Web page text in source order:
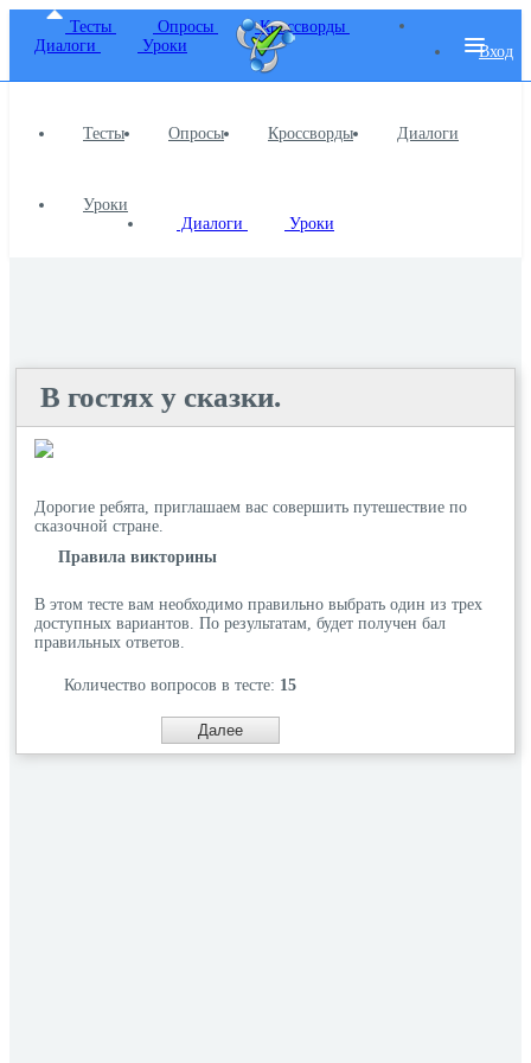
Вход
Тесты Опросы
Кроссворды
Диалоги
Уроки
Тесты Опросы Кроссворды Диалоги
Уроки
Диалоги
Уроки
В гостях у сказки.
Дорогие ребята, приглашаем вас совершить путешествие по
сказочной стране.
Правила викторины
В этом тесте вам необходимо правильно выбрать один из трех
доступных вариантов. По результатам, будет получен бал
правильных ответов.
Количество вопросов в тесте: 15